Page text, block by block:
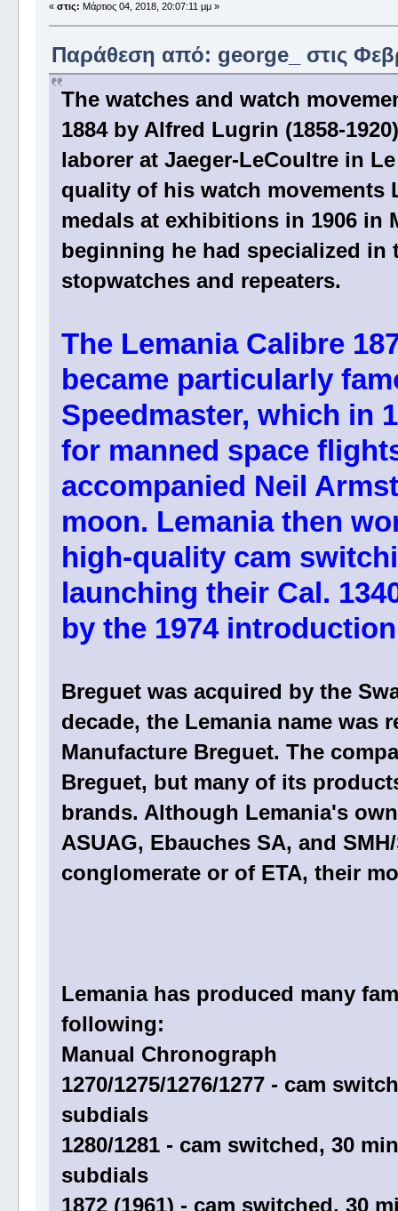
« στις: Μάρτιος 04, 2018, 20:07:11 μμ »
Παράθεση από: george_ στις
The watches and watch
1884 by Alfred Lugrin (1858-
laborer at Jaeger-LeCoultre in
quality of his watch movements
medals at exhibitions in 1906 in
beginning he had specialized
stopwatches and repeaters.
The Lemania Calibre
became particularly
Speedmaster, which in
for manned space
accompanied Neil
moon. Lemania then
high-quality cam
launching their Cal.
by the 1974
Breguet was acquired by the
decade, the Lemania name was
Manufacture Breguet. The
Breguet, but many of its
brands. Although Lemania's
ASUAG, Ebauches SA, and
conglomerate or of ETA, their
Lemania has produced many
following:
Manual Chronograph
1270/1275/1276/1277 - cam
subdials
1280/1281 - cam switched, 30
subdials
1872 (1961) - cam switched, 30